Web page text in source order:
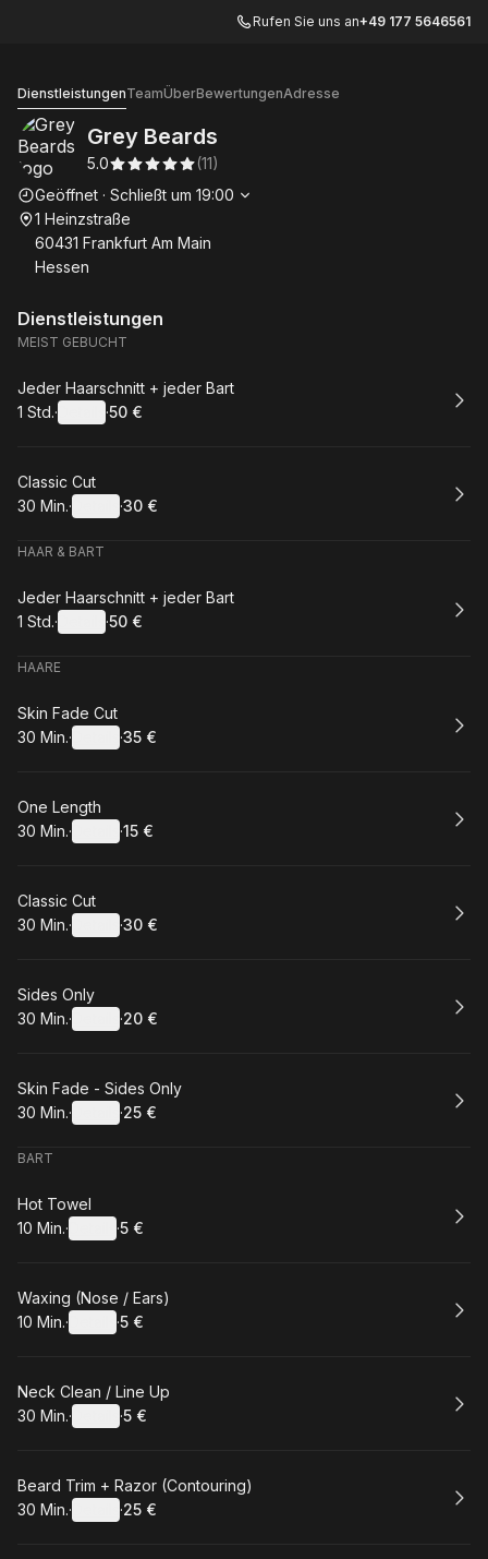
Rufen Sie uns an+49 177 5646561
DienstleistungenTeamÜberBewertungenAdresse
Grey Beards
5.0 (11)
Die Öffnungszeiten
Geöffnet · Schließt um 19:00
1 Heinzstraße
60431 Frankfurt Am Main
Hessen
Dienstleistungen
MEIST GEBUCHT
Buchen
Jeder Haarschnitt + jeder Bart
. Dauer:
1 Std.· ·
.Preis
50 €
Buchen
Classic Cut
.Dauer:
30 Min.· ·
.Preis
30 €
HAAR & BART
Buchen
Jeder Haarschnitt + jeder Bart
. Dauer:
1 Std.· ·
.Preis
50 €
HAARE
Buchen
Skin Fade Cut
.Dauer:
30 Min.· ·
.Preis
35 €
Buchen
One Length
.Dauer:
30 Min.· ·
.Preis
15 €
Buchen
Classic Cut
.Dauer:
30 Min.· ·
.Preis
30 €
Buchen
Sides Only
.Dauer:
30 Min.· ·
.Preis
20 €
Buchen
Skin Fade - Sides Only
.Dauer:
30 Min.· ·
.Preis
25 €
BART
Buchen
Hot Towel
.Dauer:
10 Min.· ·
. Preis
5 €
Buchen
Waxing (Nose / Ears)
.Dauer:
10 Min.· ·
. Preis
5 €
Buchen
Neck Clean / Line Up
.Dauer:
30 Min.· ·
. Preis
5 €
Buchen
Beard Trim + Razor (Contouring)
.Dauer:
30 Min.· ·
.Preis
25 €